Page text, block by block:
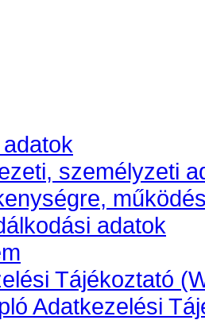
személyzeti
adatok
Tájékoztató
Adatkezelési